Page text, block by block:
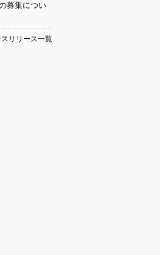
募集につい
リリース一覧